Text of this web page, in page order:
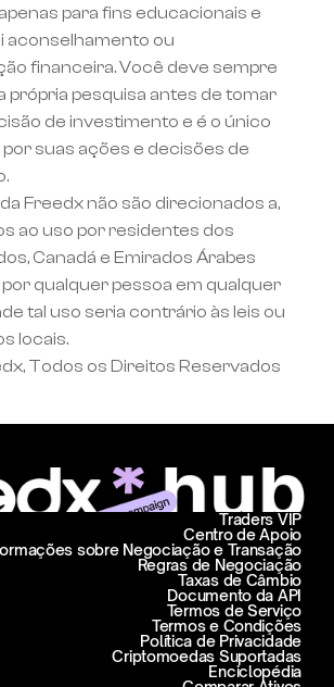
para fins educacionais e
aconselhamento ou
financeira. Você deve sempre
própria pesquisa antes de tomar
de investimento e é o único
suas ações e decisões de
Freedx não são direcionados a,
ao uso por residentes dos
Canadá e Emirados Árabes
qualquer pessoa em qualquer
tal uso seria contrário às leis ou
locais.
Todos os Direitos Reservados
Centro de Apoio
sobre Negociação e Transação
Traders VIP
Regras de Negociação
Taxas de Câmbio
Documento da API
Termos de Serviço
Termos e Condições
Política de Privacidade
Criptomoedas Suportadas
Enciclopédia